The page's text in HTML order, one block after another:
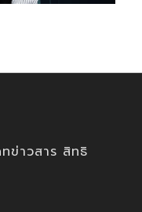
ข่าวสาร สิทธิ